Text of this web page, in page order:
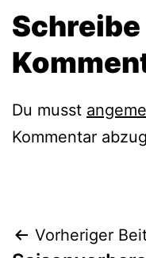
Du musst
Kommentar
Vorheriger